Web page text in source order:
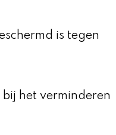
is tegen
het verminderen